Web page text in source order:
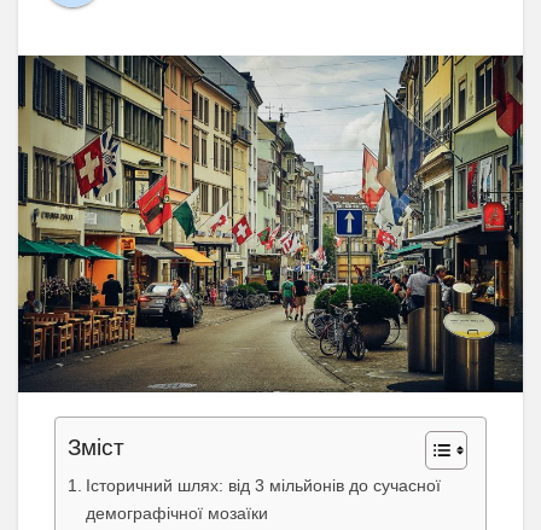
Зміст
Історичний шлях: від 3 мільйонів до сучасної
демографічної мозаїки